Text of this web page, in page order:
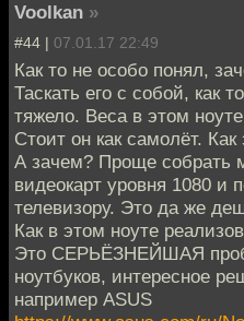
Voolkan »
#44 | 07.01.17 22:49
Как то не особо понял,
Таскать его с собой, как
тяжело. Веса в этом
Стоит он как самолёт.
А зачем? Проще собрать
видеокарт уровня 1080 и
телевизору. Это да же
Как в этом ноуте
Это СЕРЬЁЗНЕЙШАЯ
ноутбуков, интересное
например ASUS